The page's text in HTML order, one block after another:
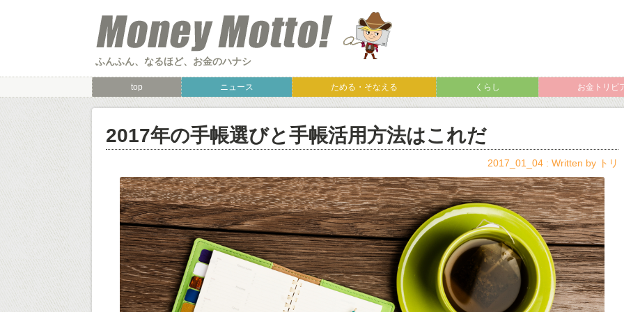
ふんふん、なるほど、お金のハナシ
top ニュース ためる・そなえる くらし お金トリビ
2017年の手帳選びと手帳活用方法はこれだ
2017_01_04 : Written by トリ